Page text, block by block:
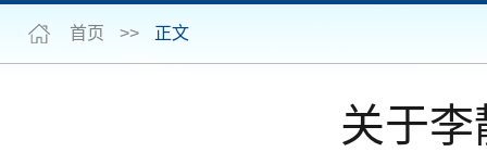
首页 >> 正文
关于